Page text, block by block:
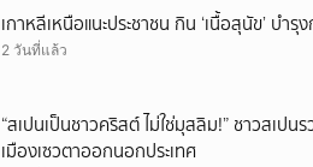
เกาหลีเหนือแนะประชาชน กิน ‘เนื้อสุนัข’ บำ
2 วันที่แล้ว
“สเปนเป็นชาวคริสต์ ไม่ใช่มุสลิม!” ชาวสเป
เมืองเซวตาออกนอกประเทศ